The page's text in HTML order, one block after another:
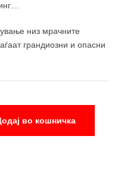
низ мрачните
грандиозни и опасни
во кошничка